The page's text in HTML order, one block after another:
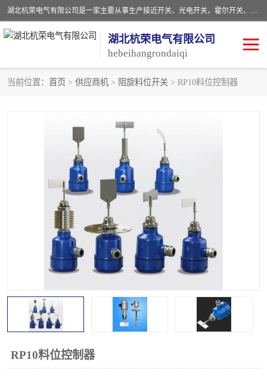
湖北杭荣电气有限公司是一家主要从事生产接近开关、光电开关，霍尔开关、两级跑偏开关、双向拉绳开关、速度监测器、皮带打滑开关、阻旋式料位开关、皮带纵向撕裂开关、溜槽堵塞开关、声光报警器、矿用磁性井筒开关等，主营行业：电气设备、仪器仪表制造, 高低压电器，成套电气设备，矿用防爆机电设备，皮带机综合保护系统，防爆电器，传感器，工矿配件，电器配件，自动化工业机器人的研发，制造，加工销售。
湖北杭荣电气有限公司
hebeihangrondaiqi
当前位置： 首页 > 供应商机 > 阻旋料位开关 > RP10料位控制器
RP10料位控制器
浮球开关
声光报警器
滑线指示灯
接近开关 光电开关
磁性开关 拉绳开关
打滑开关
撕裂开关
限位开关 速度检测器